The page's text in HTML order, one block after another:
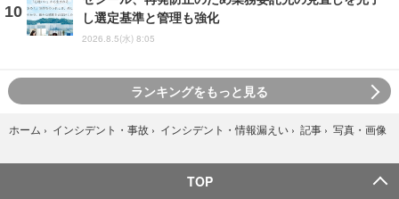
し選定基準と管理も強化
2026.8.5(水) 8:05
ランキングをもっと見る
ホーム › インシデント・事故 › インシデント・情報漏えい › 記事 › 写真・画像
TOP